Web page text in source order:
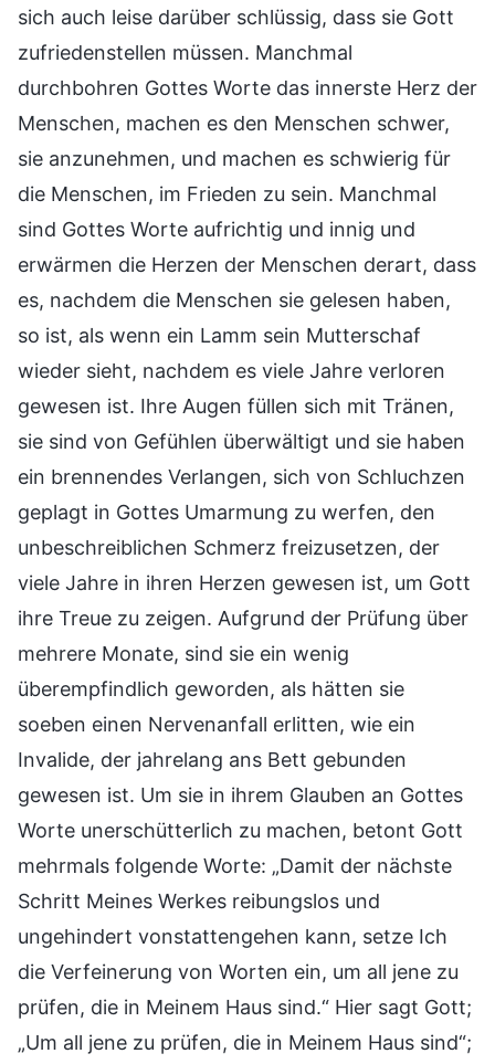
sich auch leise darüber schlüssig, dass sie Gott
zufriedenstellen müssen. Manchmal
durchbohren Gottes Worte das innerste Herz der
Menschen, machen es den Menschen schwer,
sie anzunehmen, und machen es schwierig für
die Menschen, im Frieden zu sein. Manchmal
sind Gottes Worte aufrichtig und innig und
erwärmen die Herzen der Menschen derart, dass
es, nachdem die Menschen sie gelesen haben,
so ist, als wenn ein Lamm sein Mutterschaf
wieder sieht, nachdem es viele Jahre verloren
gewesen ist. Ihre Augen füllen sich mit Tränen,
sie sind von Gefühlen überwältigt und sie haben
ein brennendes Verlangen, sich von Schluchzen
geplagt in Gottes Umarmung zu werfen, den
unbeschreiblichen Schmerz freizusetzen, der
viele Jahre in ihren Herzen gewesen ist, um Gott
ihre Treue zu zeigen. Aufgrund der Prüfung über
mehrere Monate, sind sie ein wenig
überempfindlich geworden, als hätten sie
soeben einen Nervenanfall erlitten, wie ein
Invalide, der jahrelang ans Bett gebunden
gewesen ist. Um sie in ihrem Glauben an Gottes
Worte unerschütterlich zu machen, betont Gott
mehrmals folgende Worte: „Damit der nächste
Schritt Meines Werkes reibungslos und
ungehindert vonstattengehen kann, setze Ich
die Verfeinerung von Worten ein, um all jene zu
prüfen, die in Meinem Haus sind.“ Hier sagt Gott;
„Um all jene zu prüfen, die in Meinem Haus sind“;